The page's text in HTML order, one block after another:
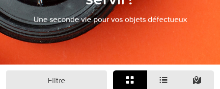
Une seconde vie pour vos objets défectueux
Filtre